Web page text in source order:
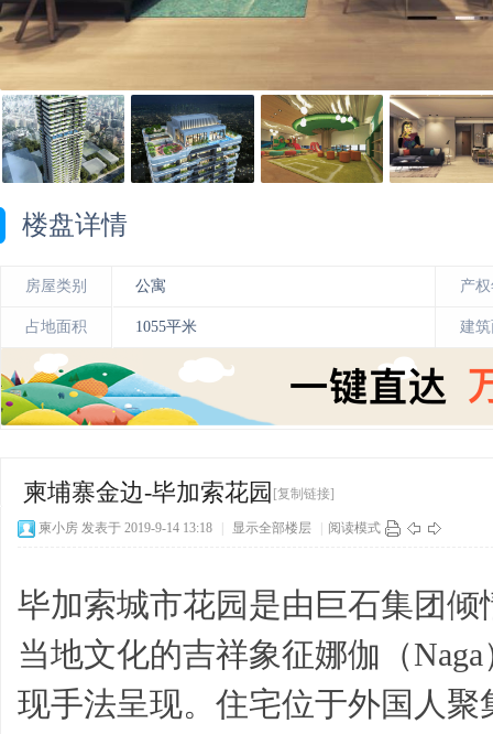
网
楼盘详情
房屋类别 公寓 产
占地面积 1055平米 建
柬埔寨金边-毕加索花园 [复制链接]
柬小房 发表于 2019-9-14 13:18 显示全部楼层 阅读模式
毕加索城市花园是由巨石集团
当地文化的吉祥象征娜伽（
现手法呈现。住宅位于外国人